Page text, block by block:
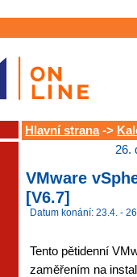
Hlavní strana->
26.
VMware
[V6.7]
Datum konání: 23.4. -
Tento pětidenní
zaměřením na